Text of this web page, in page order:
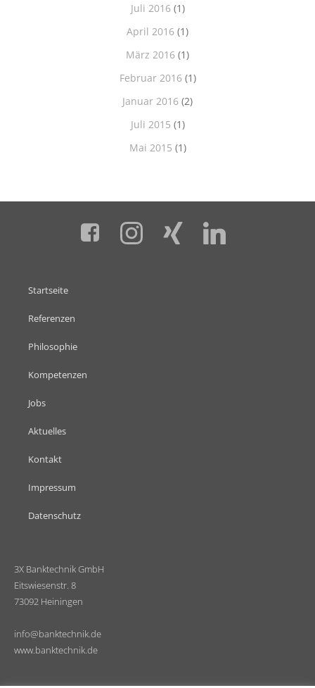
Juli 2016(1)
April 2016 (1)
März 2016 (1)
Februar 2016(1)
Januar 2016 (2)
Juli 2015 (1)
Mai 2015 (1)
Startseite
Referenzen
Philosophie
Kompetenzen
Jobs
Aktuelles
Kontakt
Impressum
Datenschutz
3X Banktechnik GmbH
Eitswiesenstr. 8
73092 Heiningen
info@banktechnik.de
www.banktechnik.de